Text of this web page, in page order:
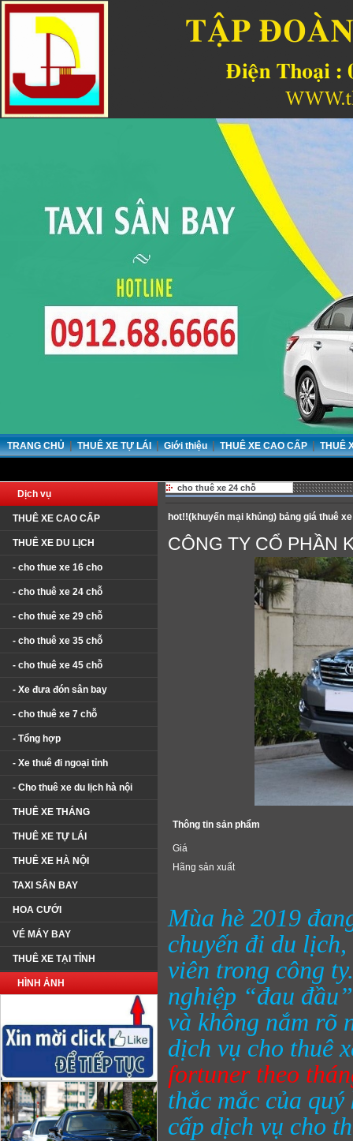
TRANG CHỦ | THUÊ XE TỰ LÁI | Giới thiệu | THUÊ XE CAO CẤP | THUÊ
Dịch vụ
THUÊ XE CAO CẤP
THUÊ XE DU LỊCH
- cho thue xe 16 cho
- cho thuê xe 24 chỗ
- cho thuê xe 29 chỗ
- cho thuê xe 35 chỗ
- cho thuê xe 45 chỗ
- Xe đưa đón sân bay
- cho thuê xe 7 chỗ
- Tổng hợp
- Xe thuê đi ngoại tỉnh
- Cho thuê xe du lịch hà nội
THUÊ XE THÁNG
THUÊ XE TỰ LÁI
THUÊ XE HÀ NỘI
TAXI SÂN BAY
HOA CƯỚI
VÉ MÁY BAY
THUÊ XE TẠI TỈNH
HÌNH ẢNH
cho thuê xe 24 chỗ
hot!!(khuyến mại khủng) bảng giá thuê
CÔNG TY CỔ PHẦN
Thông tin sản phẩm
Giá
Hãng sản xuất
Mùa hè 2019
chuyến đi du
viên trong công
nghiệp “đau
và không nắm rõ
dịch vụ cho thuê
fortuner theo
thắc mắc của
cấp dịch vụ cho